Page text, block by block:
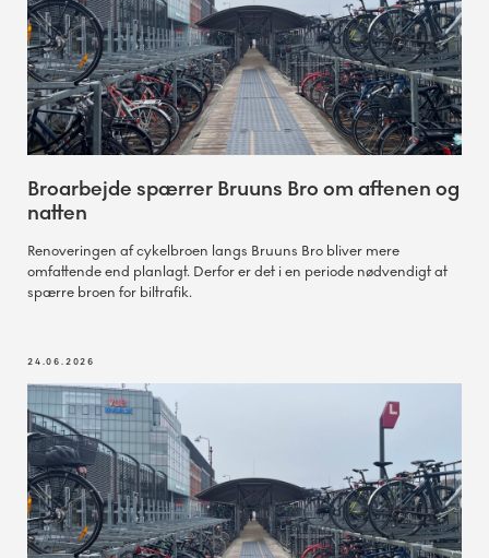
Broarbejde spærrer Bruuns Bro om aftenen og
natten
Renoveringen af cykelbroen langs Bruuns Bro bliver mere
omfattende end planlagt. Derfor er det i en periode nødvendigt at
spærre broen for biltrafik.
24.06.2026